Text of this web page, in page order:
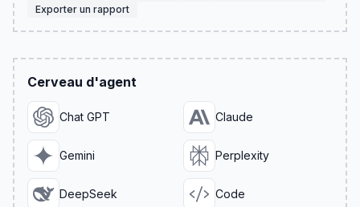
Exporter un rapport
Cerveau d'agent
Chat GPT Claude
Gemini Perplexity
DeepSeek Code